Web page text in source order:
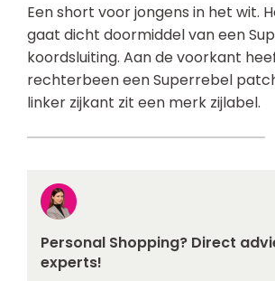
Een short voor jongens in het wit.
gaat dicht doormiddel van een
koordsluiting. Aan de voorkant
rechterbeen een Superrebel
linker zijkant zit een merk zijlabel.
Personal Shopping? Direct
experts!